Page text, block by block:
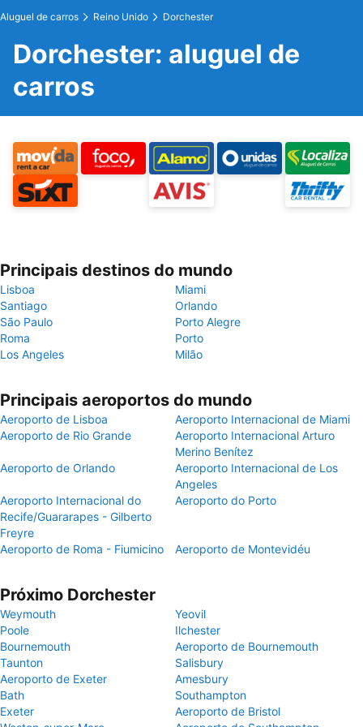
Aluguel de carros Reino Unido Dorchester
Dorchester: aluguel de
carros
Principais destinos do mundo
Lisboa
Miami
Santiago
Orlando
São Paulo
Porto Alegre
Roma
Porto
Los Angeles
Milão
Principais aeroportos do mundo
Aeroporto de Lisboa
Aeroporto Internacional de Miami
Aeroporto de Rio Grande
Aeroporto Internacional Arturo
Merino Benítez
Aeroporto de Orlando
Aeroporto Internacional de Los
Angeles
Aeroporto Internacional do
Recife/Guararapes - Gilberto
Freyre
Aeroporto do Porto
Aeroporto de Roma - Fiumicino Aeroporto de Montevidéu
Próximo Dorchester
Weymouth
Yeovil
Poole
Ilchester
Bournemouth
Aeroporto de Bournemouth
Taunton
Salisbury
Aeroporto de Exeter
Amesbury
Bath
Southampton
Exeter
Aeroporto de Bristol